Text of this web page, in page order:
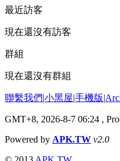
最近訪客
現在還沒有訪客
群組
現在還沒有群組
聯繫我們|小黑屋|手機版|
GMT+8, 2026-8-7 06:24 ,
Powered by APK.TW v2.0